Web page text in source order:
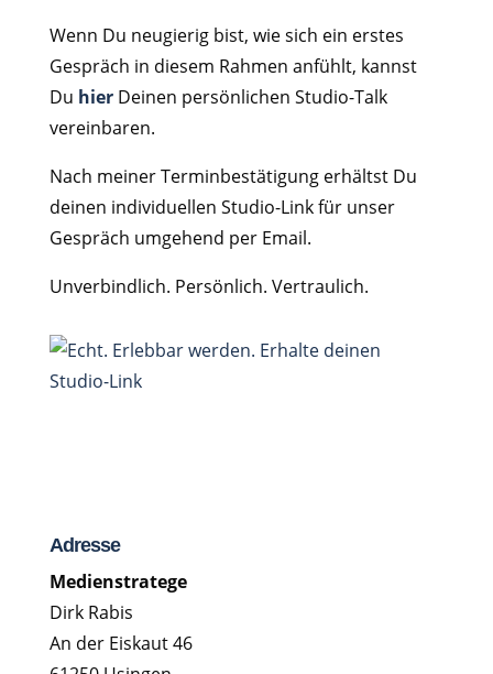
Wenn Du neugierig bist, wie sich ein erstes
Gespräch in diesem Rahmen anfühlt, kannst
Du hierDeinen persönlichen Studio-Talk
vereinbaren.
Nach meiner Terminbestätigung erhältst Du
deinen individuellen Studio-Link für unser
Gespräch umgehend per Email.
Unverbindlich. Persönlich. Vertraulich.
Adresse
Medienstratege
Dirk Rabis
An der Eiskaut 46